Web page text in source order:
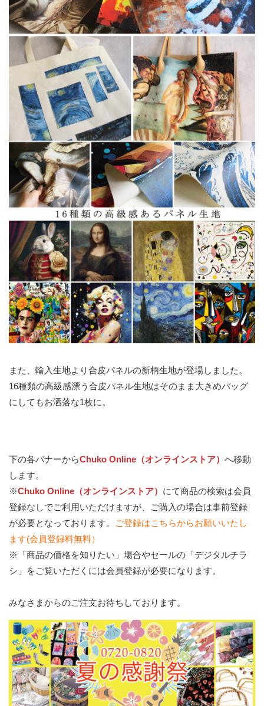
また、輸入生地より合皮パネルの新柄生地が登場しました。
16種類の高級感漂う合皮パネル生地はそのまま大きめバッグ
にしてもお洒落な1枚に。
下の各バナーからChuko Online（オンラインストア） へ移動
します。
※Chuko Online（オンラインストア） にて商品の検索は会員
登録なしでご利用いただけますが、ご購入の場合は事前登録
が必要となっております。
ご登録はこちらからお願いいたし
ます(会員登録料無料）
※「商品の価格を知りたい」場合やセールの「デジタルチラ
シ」をご覧いただくには会員登録が必要になります。
みなさまからのご注文お待ちしております。